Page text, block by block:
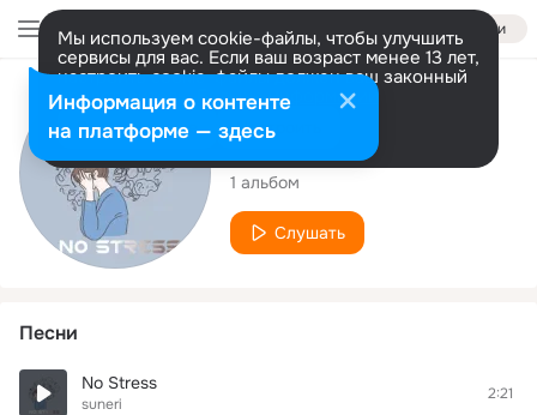
Войти
Мы используем cookie-файлы, чтобы улучшить
сервисы для вас. Если ваш возраст менее 13 лет,
настроить cookie-файлы должен ваш законный
представитель. Больше информации
Разрешить все Настроить
Исполнитель
suneri
1 альбом
Слушать
Песни
No Stress
suneri
2:21
Информация о контенте
на платформе — здесь